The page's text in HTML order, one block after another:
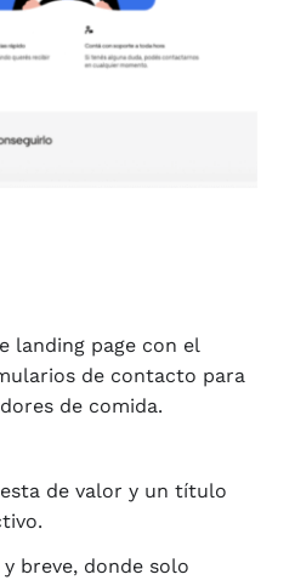
landing page con el
de contacto para
de comida.
de valor y un título
breve, donde solo